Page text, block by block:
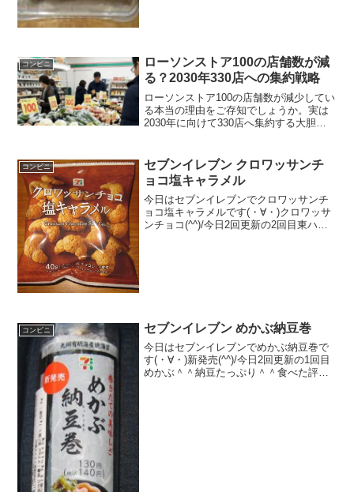
コンビニ
ローソンストア100の店舗数が減
る？2030年330店への集約戦略
ローソンストア100の店舗数が減少してい
る本当の理由をご存知でしょうか。実は
2030年に向けて330店へ集約する大胆な
ンストア100の店舗数に関する最新推移と
今後の展望を徹底解説します。
コンビニ
セブンイレブン クロワッサンチ
ョコ塩キャラメル
今日はセブンイレブンでクロワッサンチ
ョコ塩キャラメルです(・∀・)クロワッサ
ンチョコ(^^)/今日2回更新の2回目東ハト
コンビニ セブンイレブン めかぶ納豆巻
今日はセブンイレブンでめかぶ納豆巻で
す(・∀・)新発売(^^)/今日2回更新の1回目
めかぶ＾＾納豆たっぷり＾＾食べた評価